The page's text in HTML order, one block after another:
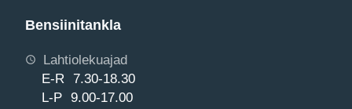
Bensiinitankla
Lahtiolekuajad
E-R 7.30-18.30
L-P 9.00-17.00